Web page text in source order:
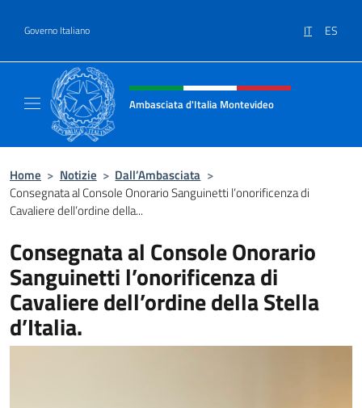
Governo Italiano IT ES
Intestazione sito, social e menù
Ambasciata d'Italia Montevideo
Home > Notizie > Dall’Ambasciata >
Consegnata al Console Onorario Sanguinetti l’onorificenza di
Cavaliere dell’ordine della...
Consegnata al Console Onorario
Sanguinetti l’onorificenza di
Cavaliere dell’ordine della Stella
d’Italia.